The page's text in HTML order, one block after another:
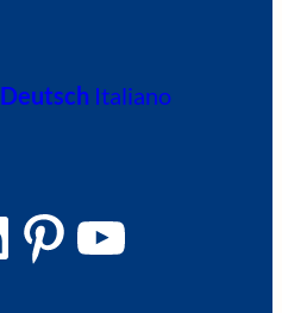
Deutsch Italiano
Pinterest YouTube